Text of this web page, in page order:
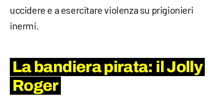
uccidere e a esercitare violenza su prigionieri
inermi.
La bandiera pirata: il Jolly
Roger